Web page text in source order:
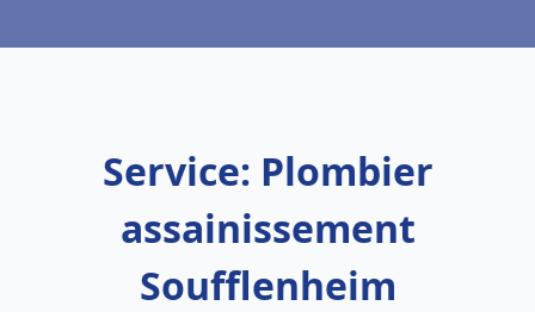
Service: Plombier
assainissement
Soufflenheim